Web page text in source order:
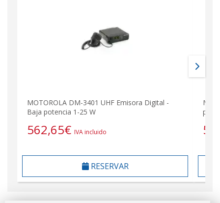
MOTOROLA DM-3401 UHF Emisora Digital -
Baja potencia 1-25 W
562,65€ IVA incluido
RESERVAR